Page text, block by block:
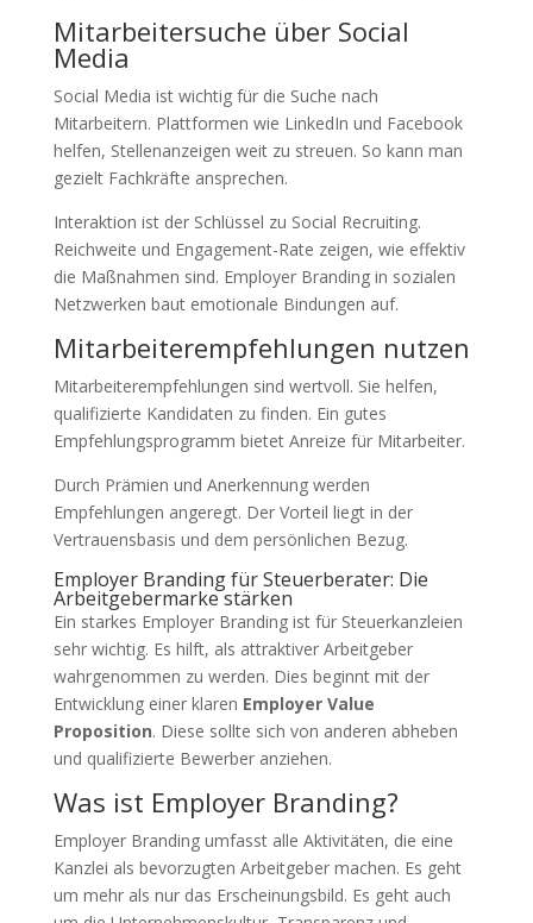
Mitarbeitersuche über Social
Media
Social Media ist wichtig für die Suche nach
Mitarbeitern. Plattformen wie LinkedIn und Facebook
helfen, Stellenanzeigen weit zu streuen. So kann man
gezielt Fachkräfte ansprechen.
Interaktion ist der Schlüssel zu Social Recruiting.
Reichweite und Engagement-Rate zeigen, wie effektiv
die Maßnahmen sind. Employer Branding in sozialen
Netzwerken baut emotionale Bindungen auf.
Mitarbeiterempfehlungen nutzen
Mitarbeiterempfehlungen sind wertvoll. Sie helfen,
qualifizierte Kandidaten zu finden. Ein gutes
Empfehlungsprogramm bietet Anreize für Mitarbeiter.
Durch Prämien und Anerkennung werden
Empfehlungen angeregt. Der Vorteil liegt in der
Vertrauensbasis und dem persönlichen Bezug.
Employer Branding für Steuerberater: Die
Arbeitgebermarke stärken
Ein starkes Employer Branding ist für Steuerkanzleien
sehr wichtig. Es hilft, als attraktiver Arbeitgeber
wahrgenommen zu werden. Dies beginnt mit der
Entwicklung einer klaren Employer Value
Proposition. Diese sollte sich von anderen abheben
und qualifizierte Bewerber anziehen.
Was ist Employer Branding?
Employer Branding umfasst alle Aktivitäten, die eine
Kanzlei als bevorzugten Arbeitgeber machen. Es geht
um mehr als nur das Erscheinungsbild. Es geht auch